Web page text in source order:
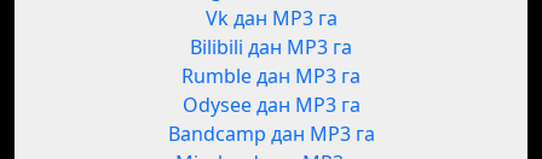
Vk дан MP3 га
Bilibili дан MP3 га
Rumble дан MP3 га
Odysee дан MP3 га
Bandcamp дан MP3 га